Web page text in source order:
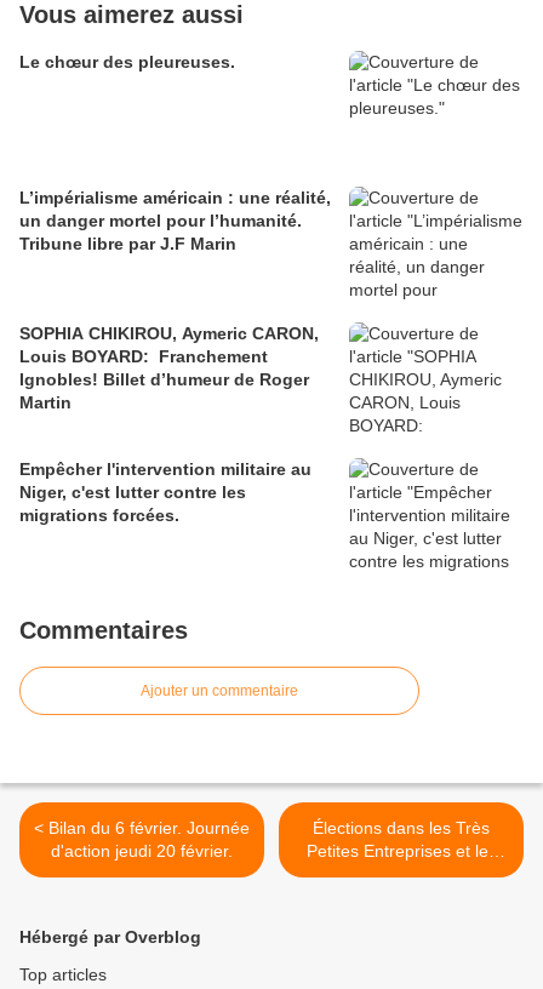
Vous aimerez aussi
Le chœur des pleureuses.
L’impérialisme américain : une réalité,
un danger mortel pour l’humanité.
Tribune libre par J.F Marin
SOPHIA CHIKIROU, Aymeric CARON,
Louis BOYARD: Franchement
Ignobles! Billet d’humeur de Roger
Martin
Empêcher l'intervention militaire au
Niger, c'est lutter contre les
migrations forcées.
Commentaires
Ajouter un commentaire
< Bilan du 6 février. Journée
d'action jeudi 20 février.
Élections dans les Très
Petites Entreprises et les
raisons de s'y intéresser >
Hébergé par Overblog
Top articles